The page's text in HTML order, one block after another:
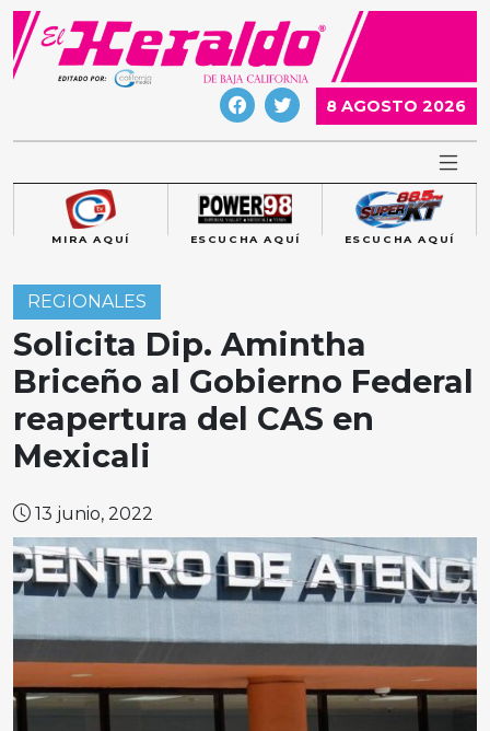
Skip
content
8 AGOSTO 2026
MIRA AQUÍ ESCUCHA AQUÍ ESCUCHA AQUÍ
REGIONALES
Solicita Dip. Amintha
Briceño al Gobierno Federal
reapertura del CAS en
Mexicali
13 junio, 2022